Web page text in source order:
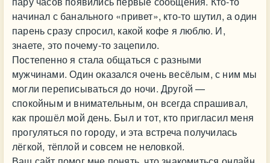
начинал с банального «привет», кто-то шутил, а один
парень сразу спросил, какой кофе я люблю. И,
знаете, это почему-то зацепило.
Постепенно я стала общаться с разными
мужчинами. Один оказался очень весёлым, с ним мы
могли переписываться до ночи. Другой —
спокойным и внимательным, он всегда спрашивал,
как прошёл мой день. Был и тот, кто пригласил меня
прогуляться по городу, и эта встреча получилась
лёгкой, тёплой и совсем не неловкой.